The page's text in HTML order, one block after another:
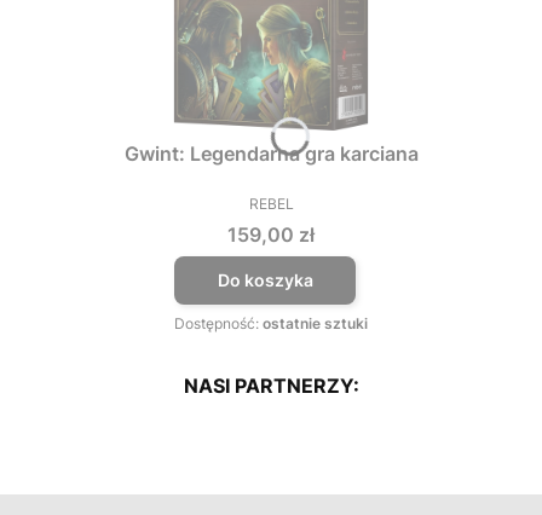
Gwint: Legendarna gra karciana
PRODUCENT
REBEL
Cena
159,00 zł
Do koszyka
Dostępność: ostatnie sztuki
NASI PARTNERZY: